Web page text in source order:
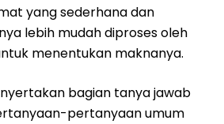
yang sederhana dan
lebih mudah diproses oleh
menentukan maknanya.
bagian tanya jawab
pertanyaan umum